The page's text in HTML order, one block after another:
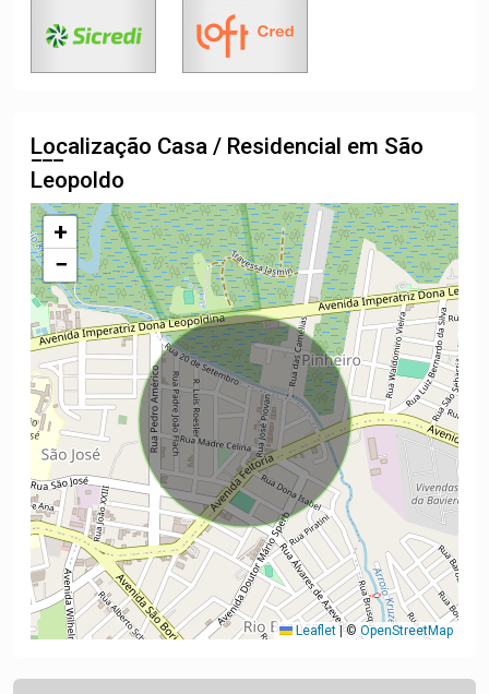
Localização Casa / Residencial em São
Leopoldo
+
−
Leaflet |© OpenStreetMap